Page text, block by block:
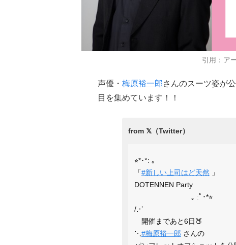
引用：ア
声優・ 梅原裕一郎さんのスーツ姿が
目を集めています！！
⭐︎*･°: ｡
「#新しい上司はど天然 」
DOTENNEN Party
｡ :ﾟ･*⭐︎
/⋰
開催まであと6日🍑
⋱ #梅原裕一郎 さんの